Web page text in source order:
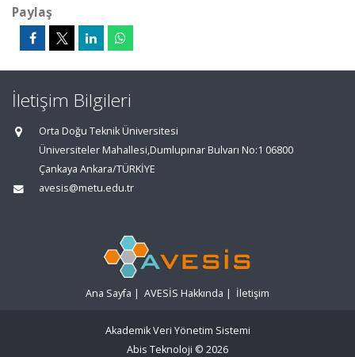
Paylaş
İletişim Bilgileri
Orta Doğu Teknik Üniversitesi
Üniversiteler Mahallesi,Dumlupınar Bulvarı No:1 06800
Çankaya Ankara/TÜRKİYE
avesis@metu.edu.tr
Ana Sayfa | AVESİS Hakkında | İletişim
Akademik Veri Yönetim Sistemi
Abis Teknoloji © 2026